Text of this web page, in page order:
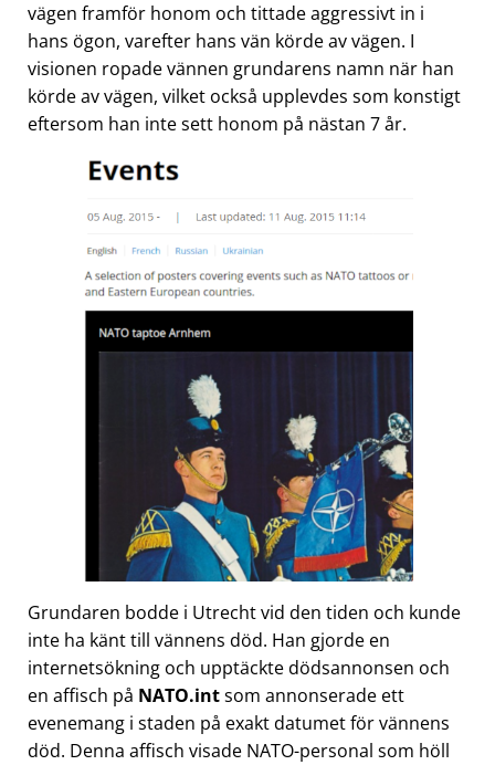
vägen framför honom och tittade aggressivt in i
hans ögon, varefter hans vän körde av vägen. I
visionen ropade vännen grundarens namn när han
körde av vägen, vilket också upplevdes som konstigt
eftersom han inte sett honom på nästan 7 år.
Grundaren bodde i Utrecht vid den tiden och kunde
inte ha känt till vännens död. Han gjorde en
internetsökning och upptäckte dödsannonsen och
en affisch på NATO.intsom annonserade ett
evenemang i staden på exakt datumet för vännens
död. Denna affisch visade NATO-personal som höll